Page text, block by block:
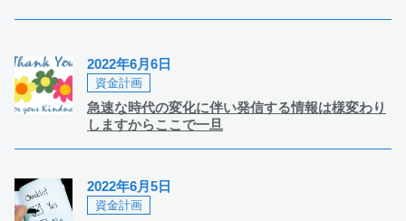
急速な時代の変化に伴い発信する情報は様変わり
しますからここで一旦
資金計画
2022年6月6日
資金計画
2022年6月5日